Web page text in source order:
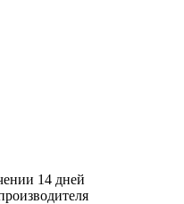
14 дней